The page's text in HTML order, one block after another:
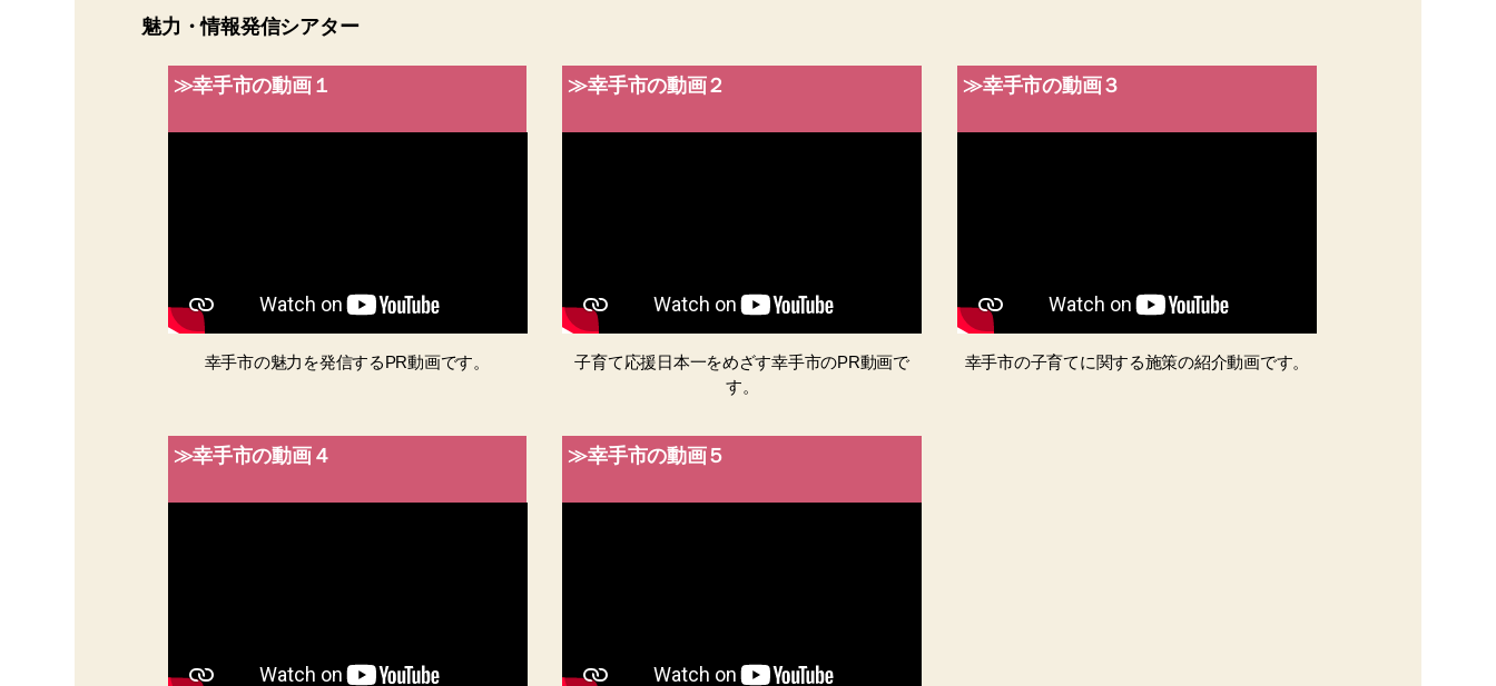
魅力・情報発信シアター
≫幸手市の動画１
幸手市の魅力を発信するPR動画です。
≫幸手市の動画２
子育て応援日本一をめざす幸手市のPR動画で
す。
≫幸手市の動画３
幸手市の子育てに関する施策の紹介動画です。
≫幸手市の動画４ ≫幸手市の動画５